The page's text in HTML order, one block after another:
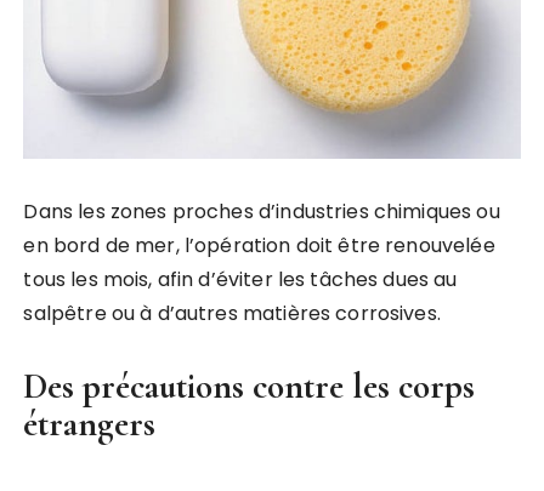
Dans les zones proches d’industries chimiques ou
en bord de mer, l’opération doit être renouvelée
tous les mois, afin d’éviter les tâches dues au
salpêtre ou à d’autres matières corrosives.
Des précautions contre les corps
étrangers